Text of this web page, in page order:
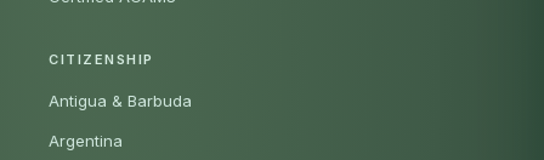
CITIZENSHIP
Antigua & Barbuda
Argentina